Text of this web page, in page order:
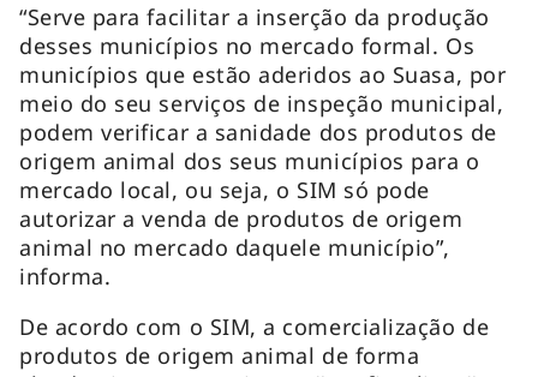
“Serve para facilitar a inserção da produção
desses municípios no mercado formal. Os
municípios que estão aderidos ao Suasa, por
meio do seu serviços de inspeção municipal,
podem verificar a sanidade dos produtos de
origem animal dos seus municípios para o
mercado local, ou seja, o SIM só pode
autorizar a venda de produtos de origem
animal no mercado daquele município”,
informa.
De acordo com o SIM, a comercialização de
produtos de origem animal de forma